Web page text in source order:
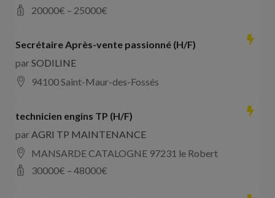
20000€ – 25000€
Secrétaire Après-vente passionné (H/F)
parSODILINE
94100 Saint-Maur-des-Fossés
technicien engins TP (H/F)
parAGRI TP MAINTENANCE
MANSARDE CATALOGNE 97231 le Robert
30000€ – 48000€